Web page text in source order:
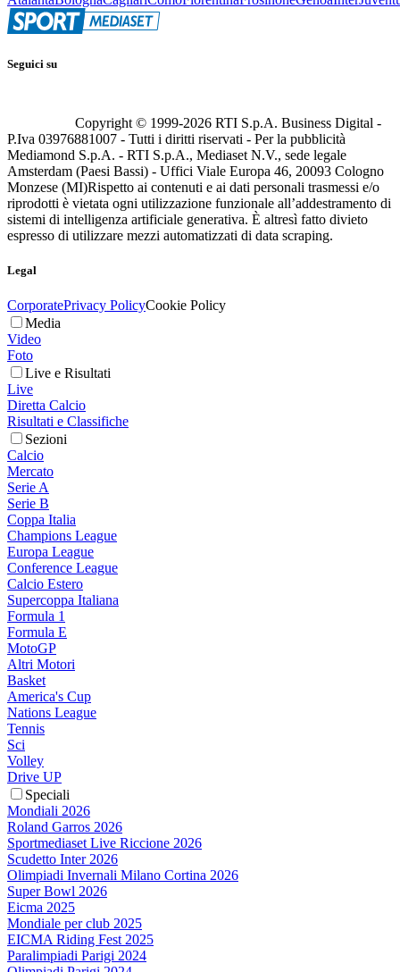
Seguici su
Copyright © 1999-2026 RTI S.p.A. Business Digital -
P.Iva 03976881007 - Tutti i diritti riservati - Per la pubblicità
Mediamond S.p.A. - RTI S.p.A., Mediaset N.V., sede legale
Amsterdam (Paesi Bassi) - Uffici Viale Europa 46, 20093 Cologno
Monzese (MI)Rispetto ai contenuti e ai dati personali trasmessi e/o
riprodotti è vietata ogni utilizzazione funzionale all’addestramento di
sistemi di intelligenza artificiale generativa. È altresì fatto divieto
espresso di utilizzare mezzi automatizzati di data scraping.
Legal
CorporatePrivacy PolicyCookie Policy
Media
Video
Foto
Live e Risultati
Live
Diretta Calcio
Risultati e Classifiche
Sezioni
Calcio
Mercato
Serie A
Serie B
Coppa Italia
Champions League
Europa League
Conference League
Calcio Estero
Supercoppa Italiana
Formula 1
Formula E
MotoGP
Altri Motori
Basket
America's Cup
Nations League
Tennis
Sci
Volley
Drive UP
Speciali
Mondiali 2026
Roland Garros 2026
Sportmediaset Live Riccione 2026
Scudetto Inter 2026
Olimpiadi Invernali Milano Cortina 2026
Super Bowl 2026
Eicma 2025
Mondiale per club 2025
EICMA Riding Fest 2025
Paralimpiadi Parigi 2024